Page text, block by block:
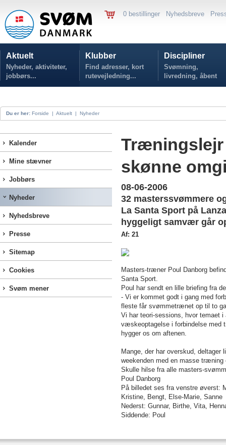
0 bestillinger Nyhedsbreve
Aktuelt
Nyheder, aktiviteter,
jobbørs...
Klubber
Find adresser, kort
rutevejledning...
Discipliner
Svømning,
livredning, åbent
vand...
Du er her: Forside | Aktuelt | Nyheder
Kalender
Mine stævner
Jobbørs
Nyheder
Nyhedsbreve
Presse
Sitemap
Cookies
Svøm mener
Træningslejr
skønne
08-06-2006
32 masterssvømmere
La Santa Sport på
hyggeligt samvær går
Af: 21
Masters-træner Poul Danborg
Santa Sport.
Poul har sendt en lille briefing fra
- Vi er kommet godt i gang med
fleste får svømmetrænet op til to
Vi har teori-sessions, hvor temaet
væskeoptagelse i forbindelse med
hygger os om aftenen.
Mange, der har overskud,
weekenden med en masse træning
Skulle hilse fra alle masters-
Poul Danborg
På billedet ses fra venstre øverst:
Kristine, Bengt, Else-Marie, Sanne
Nederst: Gunnar, Birthe, Vita,
Siddende: Poul